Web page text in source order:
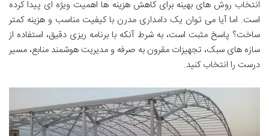
انتخاب روش های بهینه برای کاهش هزینه ها اهمیت ویژه ای پیدا کرده
است. اما آیا می توان یک دامداری مدرن با کیفیت مناسب و هزینه کمتر
ساخت؟ پاسخ مثبت است، به شرط آنکه با برنامه ریزی دقیق، استفاده از
سازه های سبک، تجهیزات مقرون به صرفه و مدیریت هوشمند منابع، مسیر
درست را انتخاب کنید.